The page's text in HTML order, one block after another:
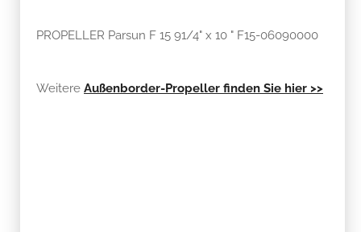
PROPELLER Parsun F 15 91/4" x 10 " F15-06090000
Weitere Außenborder-Propeller finden Sie hier >>